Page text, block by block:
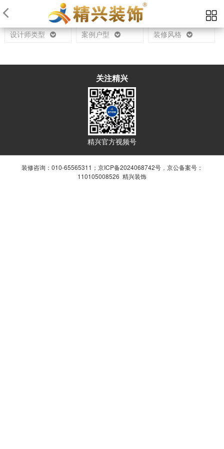
当前位置： 首页 设计师
设计师类型 案例户型 装修风格
关注精兴
精兴官方视频号
装修咨询：010-65565311； 京ICP备2024068742号， 京公备案号：
110105008526 精兴装饰